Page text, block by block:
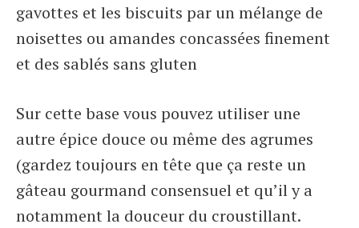
gavottes et les biscuits par un mélange de
noisettes ou amandes concassées finement
et des sablés sans gluten
Sur cette base vous pouvez utiliser une
autre épice douce ou même des agrumes
(gardez toujours en tête que ça reste un
gâteau gourmand consensuel et qu’il y a
notamment la douceur du croustillant.